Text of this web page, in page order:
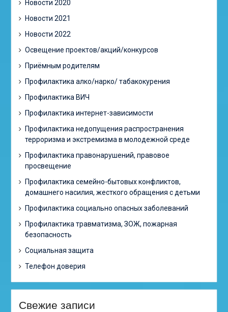
Новости 2020
Новости 2021
Новости 2022
Освещение проектов/акций/конкурсов
Приёмным родителям
Профилактика алко/нарко/ табакокурения
Профилактика ВИЧ
Профилактика интернет-зависимости
Профилактика недопущения распространения
терроризма и экстремизма в молодежной среде
Профилактика правонарушений, правовое
просвещение
Профилактика семейно-бытовых конфликтов,
домашнего насилия, жесткого обращения с детьми
Профилактика социально опасных заболеваний
Профилактика травматизма, ЗОЖ, пожарная
безопасность
Социальная защита
Телефон доверия
Свежие записи